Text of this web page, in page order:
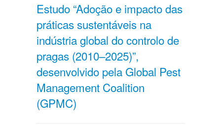
Estudo “Adoção e impacto das
práticas sustentáveis na
indústria global do controlo de
pragas (2010–2025)”,
desenvolvido pela Global Pest
Management Coalition
(GPMC)